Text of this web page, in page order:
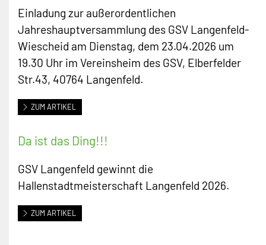
Einladung zur außerordentlichen
Jahreshauptversammlung des GSV Langenfeld-
Wiescheid am Dienstag, dem 23.04.2026 um
19.30 Uhr im Vereinsheim des GSV, Elberfelder
Str.43, 40764 Langenfeld.
ZUM ARTIKEL
Da ist das Ding!!!
GSV Langenfeld gewinnt die
Hallenstadtmeisterschaft Langenfeld 2026.
ZUM ARTIKEL